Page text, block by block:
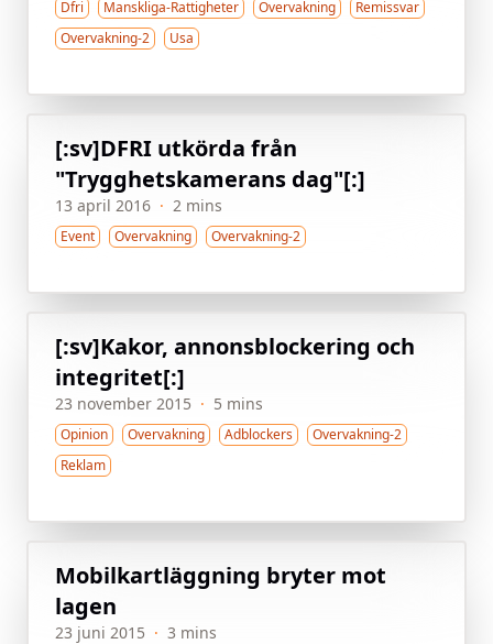
Dfri Manskliga-Rattigheter Overvakning
Remissvar
Overvakning-2
Usa
[:sv]DFRI utkörda från
"Trygghetskamerans dag"[:]
13 april 2016 · 2 mins
Event Overvakning Overvakning-2
[:sv]Kakor, annonsblockering och
integritet[:]
23 november 2015 · 5 mins
Opinion Overvakning Adblockers
Overvakning-2
Reklam
Mobilkartläggning bryter mot
lagen
23 juni 2015 · 3 mins